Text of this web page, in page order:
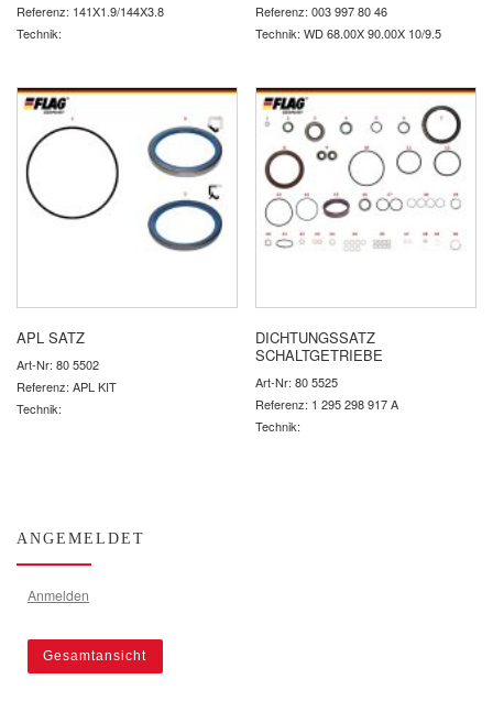
Referenz: 141X1.9/144X3.8
Technik:
Referenz: 003 997 80 46
Technik: WD 68.00X 90.00X 10/9.5
APL SATZ
Art-Nr: 80 5502
Referenz: APL KIT
Technik:
DICHTUNGSSATZ
SCHALTGETRIEBE
Art-Nr: 80 5525
Referenz: 1 295 298 917 A
Technik:
ANGEMELDET
Anmelden
Gesamtansicht